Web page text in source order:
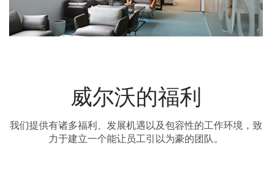
威尔沃的福利
我们提供有诸多福利、发展机遇以及包容性的工作环境，致
力于建立一个能让员工引以为豪的团队。